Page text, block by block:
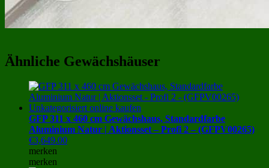
Ähnliche Gewächshäuser
GFP 311 x 460 cm Gewächshaus, Standardfarbe
Aluminium Natur | Aktionsset – Profi 2 – (GFPV00265)
€3,649.00
merken
merken